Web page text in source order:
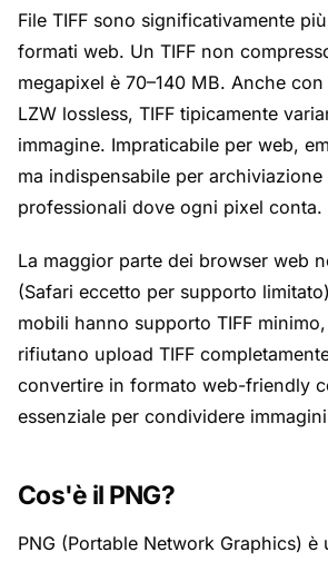
File TIFF sono significativamente
formati web. Un TIFF non
megapixel è 70–140 MB. Anche
LZW lossless, TIFF tipicamente
immagine. Impraticabile per web,
ma indispensabile per archiviazione
professionali dove ogni pixel conta.
La maggior parte dei browser web
(Safari eccetto per supporto
mobili hanno supporto TIFF
rifiutano upload TIFF
convertire in formato web-friendly
essenziale per condividere
Cos'è il PNG?
PNG (Portable Network Graphics) è